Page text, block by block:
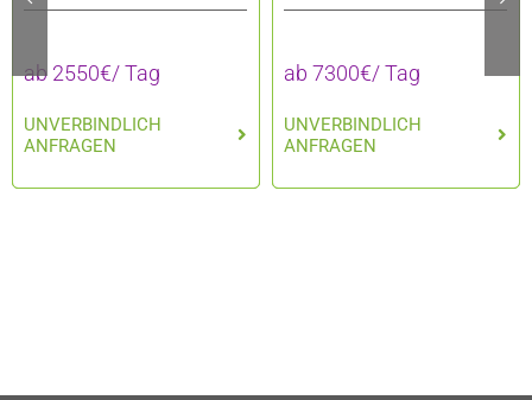
ab 2550€/ Tag
UNVERBINDLICH
ANFRAGEN
ab 7300€/ Tag
UNVERBINDLICH
ANFRAGEN